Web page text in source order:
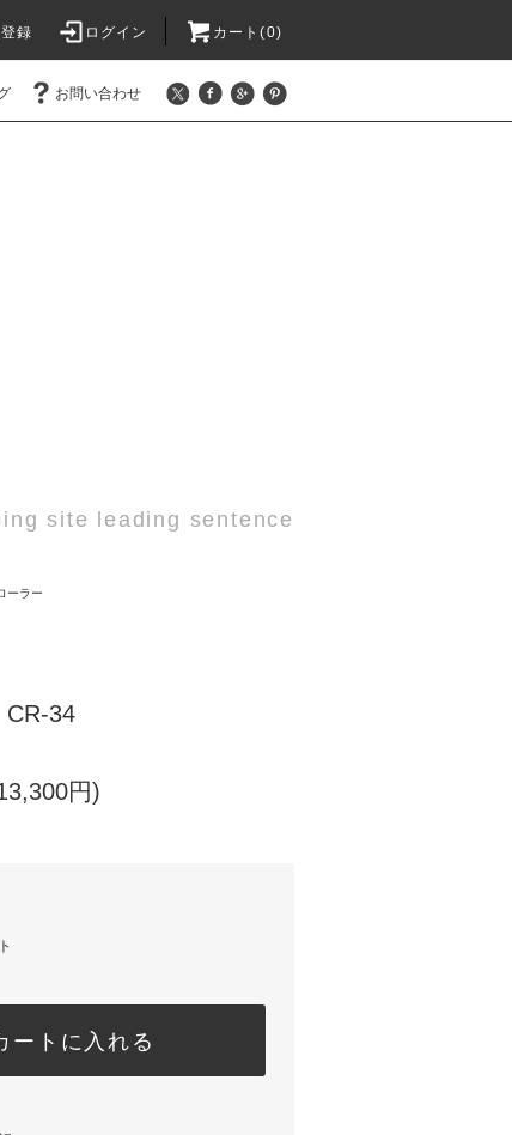
録 ログイン カート(0)
お問い合わせ
site leading sentence
ーラー
34
円)
ートに入れる